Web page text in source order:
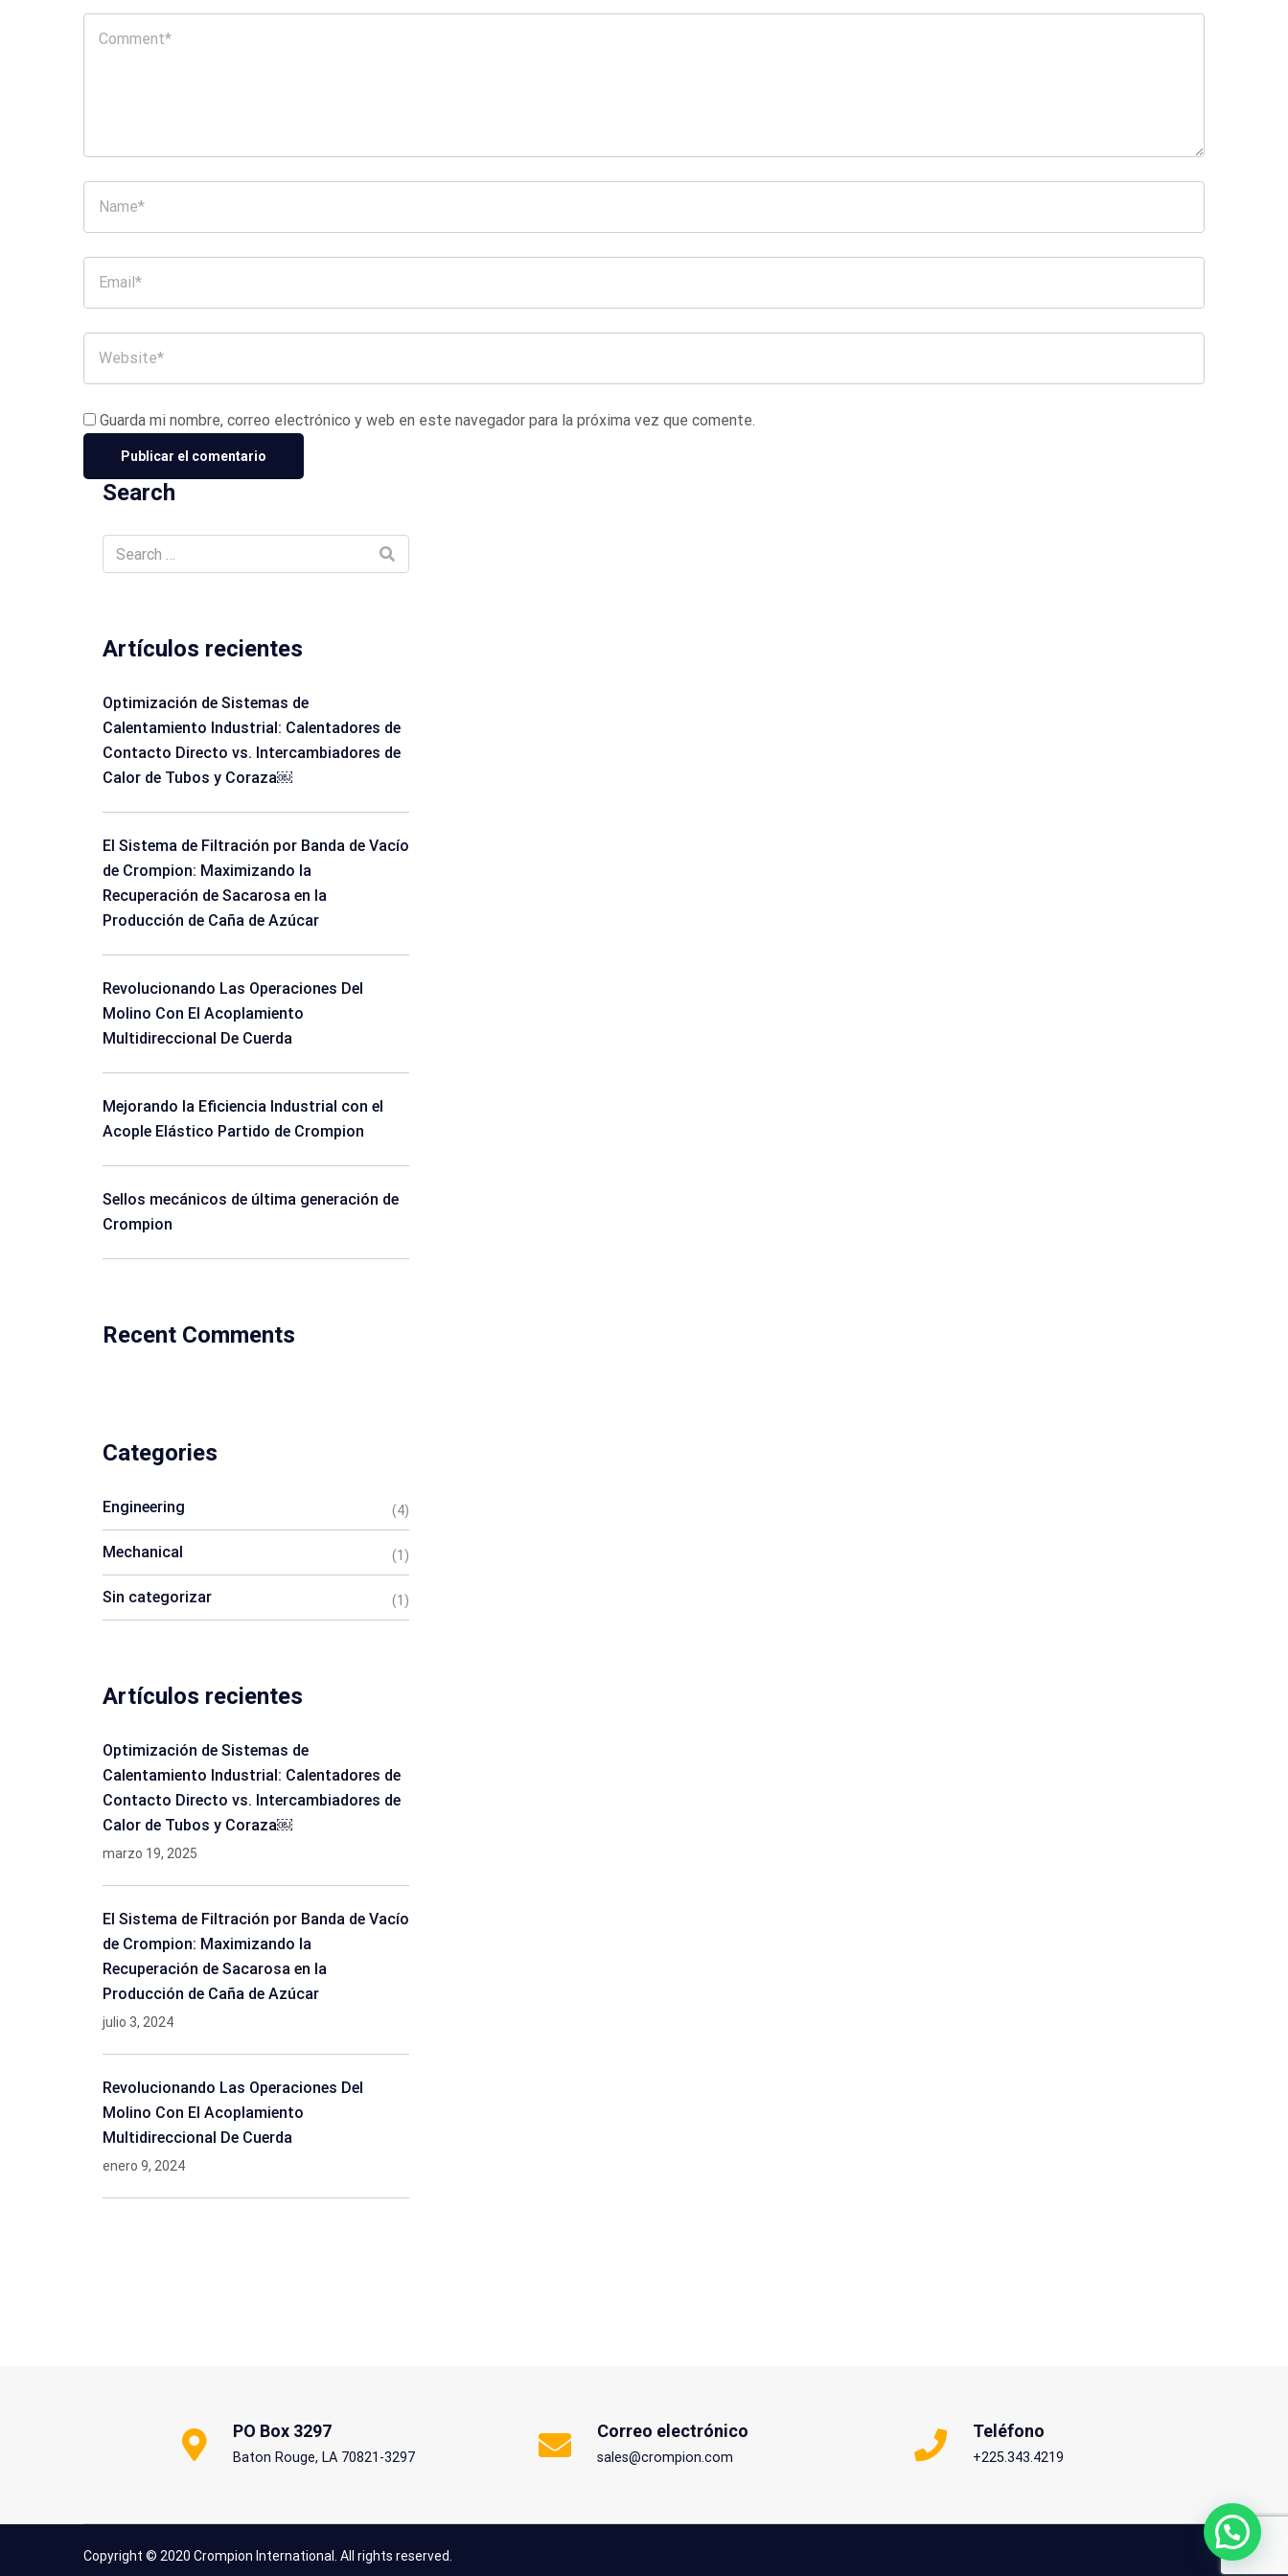
Guarda mi nombre, correo electrónico y web en este navegador para la próxima vez que comente.
Search
Artículos recientes
Optimización de Sistemas de
Calentamiento Industrial: Calentadores de
Contacto Directo vs. Intercambiadores de
Calor de Tubos y Coraza￼
El Sistema de Filtración por Banda de Vacío
de Crompion: Maximizando la
Recuperación de Sacarosa en la
Producción de Caña de Azúcar
Revolucionando Las Operaciones Del
Molino Con El Acoplamiento
Multidireccional De Cuerda
Mejorando la Eficiencia Industrial con el
Acople Elástico Partido de Crompion
Sellos mecánicos de última generación de
Crompion
Recent Comments
Categories
Engineering (4)
Mechanical (1)
Sin categorizar (1)
Artículos recientes
Optimización de Sistemas de
Calentamiento Industrial: Calentadores de
Contacto Directo vs. Intercambiadores de
Calor de Tubos y Coraza￼
marzo 19, 2025
El Sistema de Filtración por Banda de Vacío
de Crompion: Maximizando la
Recuperación de Sacarosa en la
Producción de Caña de Azúcar
julio 3, 2024
Revolucionando Las Operaciones Del
Molino Con El Acoplamiento
Multidireccional De Cuerda
enero 9, 2024
PO Box 3297
Baton Rouge, LA 70821-3297
Correo electrónico
sales@crompion.com
Teléfono
+225.343.4219
Copyright © 2020 Crompion International. All rights reserved.